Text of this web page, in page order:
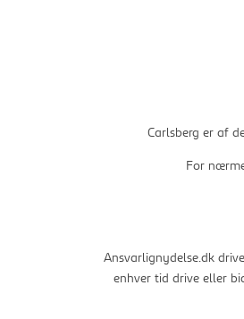
Carlsberg er af
For
Ansvarlignydelse.dk
enhver tid drive eller